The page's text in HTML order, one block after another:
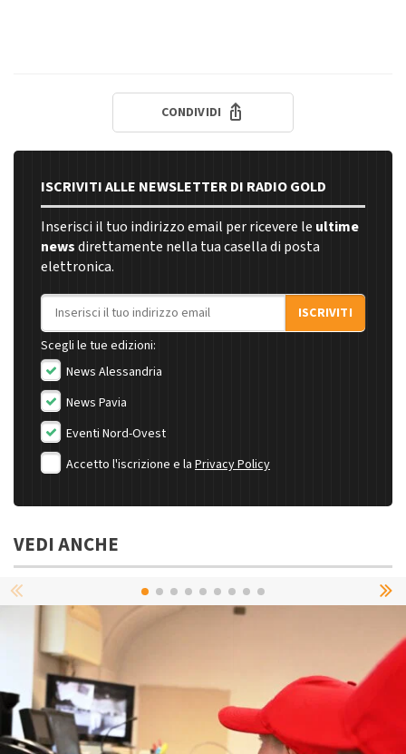
CONDIVIDI
ISCRIVITI ALLE NEWSLETTER DI RADIO GOLD
Inserisci il tuo indirizzo email per ricevere le ultime
newsdirettamente nella tua casella di posta
elettronica.
Indirizzo email
ISCRIVITI
Scegli le tue edizioni:
News Alessandria
News Pavia
Eventi Nord-Ovest
Accetto l'iscrizione e la Privacy Policy
VEDI ANCHE